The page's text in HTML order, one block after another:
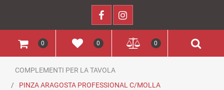
0 0 0
COMPLEMENTI PER LA TAVOLA
PINZA ARAGOSTA PROFESSIONAL C/MOLLA